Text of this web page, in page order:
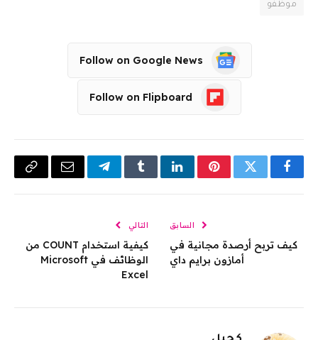
موظفو
Follow on Google News
Follow on Flipboard
فيسبوكتويتر بينتيريستلينكدإنTumblrتيلقرامالبريد
Copy
السابق
كيف تربح أرصدة مجانية في
أمازون برايم داي
التالي
كيفية استخدام COUNT من
الوظائف في Microsoft
Excel